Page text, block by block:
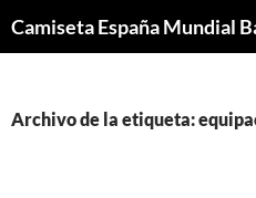
Camiseta España Mundial
Archivo de la etiqueta: